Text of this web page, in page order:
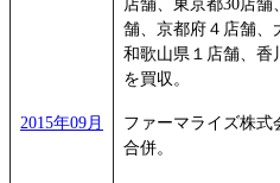
店舗、東京都30店
舗、京都府４店舗、
和歌山県１店舗、香
を買収。
2015年09月
ファーマライズ株式
合併。